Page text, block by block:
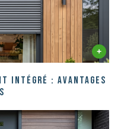
intégré : Avantages